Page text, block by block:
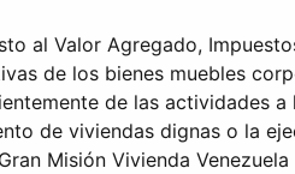
al Valor Agregado,
de los bienes muebles
de las actividades
de viviendas dignas o la
Misión Vivienda